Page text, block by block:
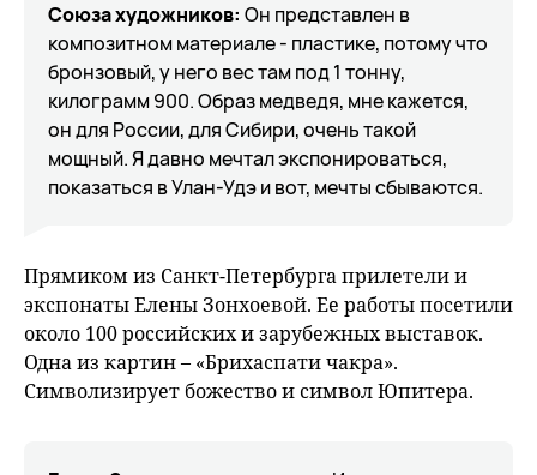
Союза художников: Он представлен в
композитном материале - пластике, потому что
бронзовый, у него вес там под 1 тонну,
килограмм 900. Образ медведя, мне кажется,
он для России, для Сибири, очень такой
мощный. Я давно мечтал экспонироваться,
показаться в Улан-Удэ и вот, мечты сбываются.
Прямиком из Санкт-Петербурга прилетели и
экспонаты Елены Зонхоевой. Ее работы посетили
около 100 российских и зарубежных выставок.
Одна из картин – «Брихаспати чакра».
Символизирует божество и символ Юпитера.